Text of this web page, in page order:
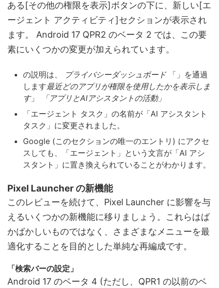
ある[その他の権限を表示]ボタンの下に、新しい[エ
ージェント アクティビティ]セクションが表示され
ます。 Android 17 QPR2 のベータ 2 では、この要
素にいくつかの変更が加えられています。
の説明は、 プライバシーダッシュボード
「」を通過
します最近どのアプリが権限を使用したかを表示しま
す」
「アプリとAIアシスタントの活動」
「エージェント タスク」の名前が「AI アシスタント
タスク」に変更されました。
Google (このセクションの唯一のエントリ) にアクセ
スしても、「エージェント」という文言が「AI アシ
スタント」に置き換えられていることがわかります。
Pixel Launcher の新機能
このレビューを続けて、Pixel Launcher に影響を与
えるいくつかの新機能に移りましょう。これらはば
かばかしいものではなく、さまざまなメニューを最
適化することを目的とした単純な再編成です。
「検索バーの設定」
Android 17 のベータ 4 (ただし、QPR1 の以前のベ